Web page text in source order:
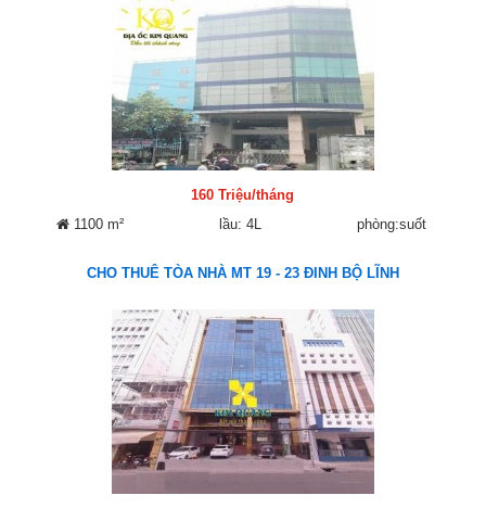
160 Triệu/tháng
1100 m²
lầu: 4L phòng:suốt
CHO THUÊ TÒA NHÀ MT 19 - 23 ĐINH BỘ LĨNH